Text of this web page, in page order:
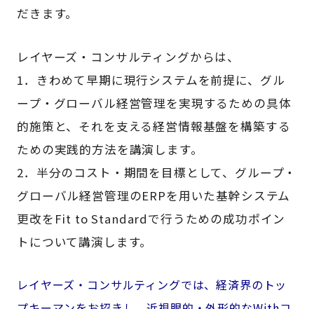
だきます。
レイヤーズ・コンサルティングからは、
1．きわめて早期に現行システムを前提に、グル
ープ・グローバル経営管理を実現するための具体
的施策と、それを支える経営情報基盤を構築する
ための実践的方法を講演します。
2．半分のコスト・期間を目標として、グループ・
グローバル経営管理のERPを用いた基幹システム
更改をFit to Standardで行うための成功ポイン
トについて講演します。
レイヤーズ・コンサルティングでは、経済界のトッ